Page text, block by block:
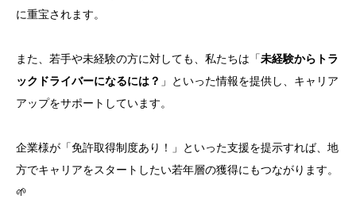
に重宝されます。
また、若手や未経験の方に対しても、私たちは「未経験からトラ
ックドライバーになるには？ 」といった情報を提供し、キャリア
アップをサポートしています。
企業様が「免許取得制度あり！」といった支援を提示すれば、地
方でキャリアをスタートしたい若年層の獲得にもつながります。
🌱